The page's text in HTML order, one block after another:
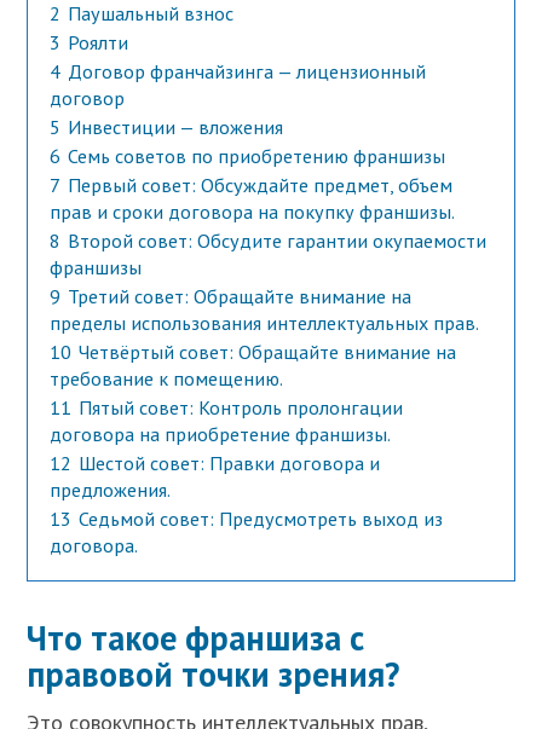
2 Паушальный взнос
3 Роялти
4 Договор франчайзинга — лицензионный
договор
5 Инвестиции — вложения
6 Семь советов по приобретению франшизы
7 Первый совет: Обсуждайте предмет, объем
прав и сроки договора на покупку франшизы.
8 Второй совет: Обсудите гарантии окупаемости
франшизы
9 Третий совет: Обращайте внимание на
пределы использования интеллектуальных прав.
10 Четвёртый совет: Обращайте внимание на
требование к помещению.
11 Пятый совет: Контроль пролонгации
договора на приобретение франшизы.
12 Шестой совет: Правки договора и
предложения.
13 Седьмой совет: Предусмотреть выход из
договора.
Что такое франшиза с
правовой точки зрения?
Это совокупность интеллектуальных прав,